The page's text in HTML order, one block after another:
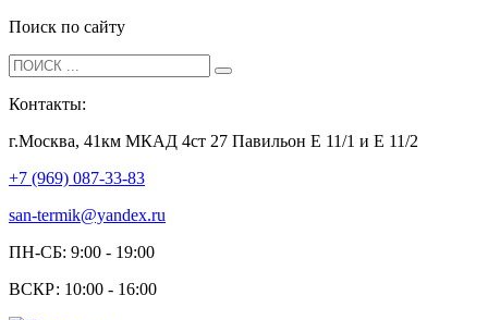
Поиск по сайту
Контакты:
г.Москва, 41км МКАД 4ст 27 Павильон Е 11/1 и Е 11/2
+7 (969) 087-33-83
san-termik@yandex.ru
ПН-СБ: 9:00 - 19:00
ВСКР: 10:00 - 16:00